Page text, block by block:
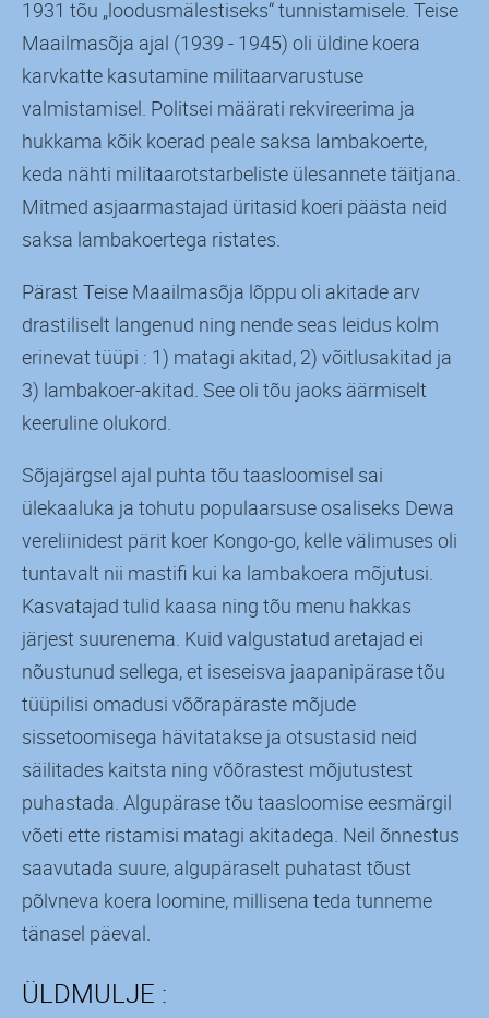
1931 tõu „loodusmälestiseks“ tunnistamisele. Teise
Maailmasõja ajal (1939 - 1945) oli üldine koera
karvkatte kasutamine militaarvarustuse
valmistamisel. Politsei määrati rekvireerima ja
hukkama kõik koerad peale saksa lambakoerte,
keda nähti militaarotstarbeliste ülesannete täitjana.
Mitmed asjaarmastajad üritasid koeri päästa neid
saksa lambakoertega ristates.
Pärast Teise Maailmasõja lõppu oli akitade arv
drastiliselt langenud ning nende seas leidus kolm
erinevat tüüpi : 1) matagi akitad, 2) võitlusakitad ja
3) lambakoer-akitad. See oli tõu jaoks äärmiselt
keeruline olukord.
Sõjajärgsel ajal puhta tõu taasloomisel sai
ülekaaluka ja tohutu populaarsuse osaliseks Dewa
vereliinidest pärit koer Kongo-go, kelle välimuses oli
tuntavalt nii mastifi kui ka lambakoera mõjutusi.
Kasvatajad tulid kaasa ning tõu menu hakkas
järjest suurenema. Kuid valgustatud aretajad ei
nõustunud sellega, et iseseisva jaapanipärase tõu
tüüpilisi omadusi võõrapäraste mõjude
sissetoomisega hävitatakse ja otsustasid neid
säilitades kaitsta ning võõrastest mõjutustest
puhastada. Algupärase tõu taasloomise eesmärgil
võeti ette ristamisi matagi akitadega. Neil õnnestus
saavutada suure, algupäraselt puhatast tõust
põlvneva koera loomine, millisena teda tunneme
tänasel päeval.
ÜLDMULJE :